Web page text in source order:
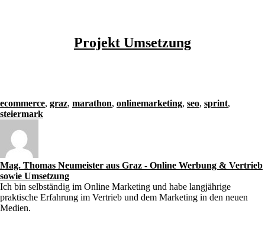
Projekt Umsetzung
ecommerce, graz, marathon, onlinemarketing, seo, sprint,
steiermark
Mag. Thomas Neumeister aus Graz - Online Werbung & Vertrieb
sowie Umsetzung
Ich bin selbständig im Online Marketing und habe langjährige
praktische Erfahrung im Vertrieb und dem Marketing in den neuen
Medien.